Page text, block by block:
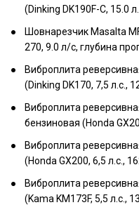
(Dinking DK190F-C, 15.0
Шовнарезчик Masalta
270, 9.0 л/с, глубина
Виброплита
(Dinking DK170, 7,5 л.с.,
Виброплита
бензиновая (Honda
Виброплита
(Honda GX200, 6,5 л.с.,
Виброплита
(Kama KM173F, 5,5 л.с.,